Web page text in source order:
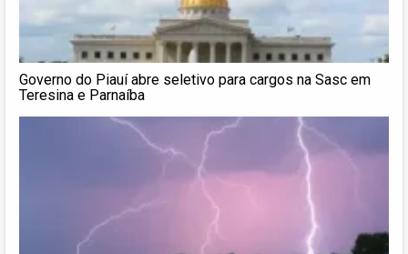
Governo do Piauí abre seletivo para cargos na Sasc em
Teresina e Parnaíba